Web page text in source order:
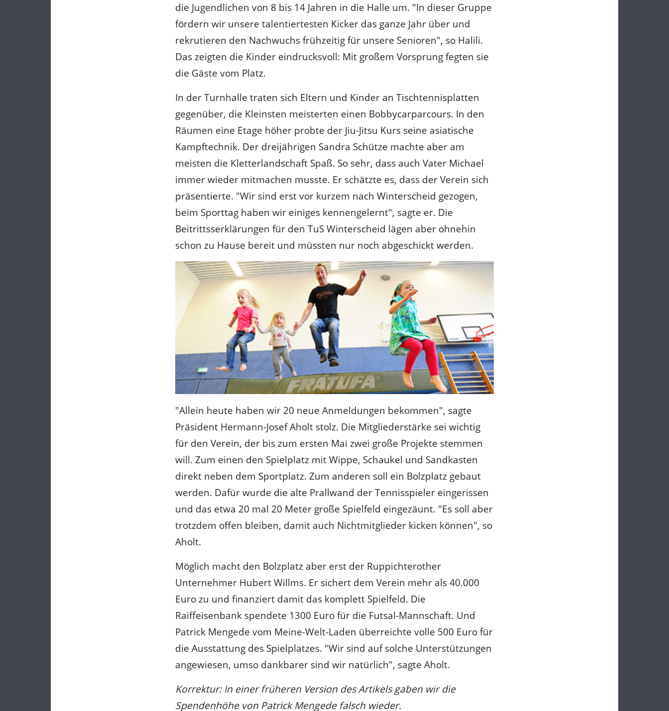
die Jugendlichen von 8 bis 14 Jahren in die Halle um. "In dieser Gruppe
fördern wir unsere talentiertesten Kicker das ganze Jahr über und
rekrutieren den Nachwuchs frühzeitig für unsere Senioren", so Halili.
Das zeigten die Kinder eindrucksvoll: Mit großem Vorsprung fegten sie
die Gäste vom Platz.
In der Turnhalle traten sich Eltern und Kinder an Tischtennisplatten
gegenüber, die Kleinsten meisterten einen Bobbycarparcours. In den
Räumen eine Etage höher probte der Jiu-Jitsu Kurs seine asiatische
Kampftechnik. Der dreijährigen Sandra Schütze machte aber am
meisten die Kletterlandschaft Spaß. So sehr, dass auch Vater Michael
immer wieder mitmachen musste. Er schätzte es, dass der Verein sich
präsentierte. "Wir sind erst vor kurzem nach Winterscheid gezogen,
beim Sporttag haben wir einiges kennengelernt", sagte er. Die
Beitrittsserklärungen für den TuS Winterscheid lägen aber ohnehin
schon zu Hause bereit und müssten nur noch abgeschickt werden.
"Allein heute haben wir 20 neue Anmeldungen bekommen", sagte
Präsident Hermann-Josef Aholt stolz. Die Mitgliederstärke sei wichtig
für den Verein, der bis zum ersten Mai zwei große Projekte stemmen
will. Zum einen den Spielplatz mit Wippe, Schaukel und Sandkasten
direkt neben dem Sportplatz. Zum anderen soll ein Bolzplatz gebaut
werden. Dafür wurde die alte Prallwand der Tennisspieler eingerissen
und das etwa 20 mal 20 Meter große Spielfeld eingezäunt. "Es soll aber
trotzdem offen bleiben, damit auch Nichtmitglieder kicken können", so
Aholt.
Möglich macht den Bolzplatz aber erst der Ruppichterother
Unternehmer Hubert Willms. Er sichert dem Verein mehr als 40.000
Euro zu und finanziert damit das komplett Spielfeld. Die
Raiffeisenbank spendete 1300 Euro für die Futsal-Mannschaft. Und
Patrick Mengede vom Meine-Welt-Laden überreichte volle 500 Euro für
die Ausstattung des Spielplatzes. "Wir sind auf solche Unterstützungen
angewiesen, umso dankbarer sind wir natürlich", sagte Aholt.
Korrektur: In einer früheren Version des Artikels gaben wir die
Spendenhöhe von Patrick Mengede falsch wieder.